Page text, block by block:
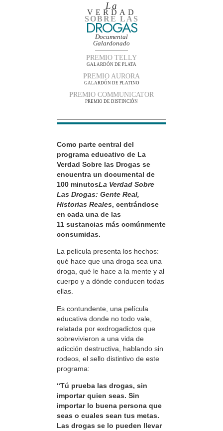
La
VERDAD
SOBRE LAS
DROGAS
Documental
Galardonado
PREMIO TELLY
GALARDÓN DE PLATA
PREMIO AURORA
GALARDÓN DE PLATINO
PREMIO COMMUNICATOR
PREMIO DE DISTINCIÓN
Como parte central del
programa educativo de La
Verdad Sobre las Drogas se
encuentra un documental de
100 minutosLa Verdad Sobre
Las Drogas: Gente Real,
Historias Reales, centrándose
en cada una de las
11 sustancias más comúnmente
consumidas.
La película presenta los hechos:
qué hace que una droga sea una
droga, qué le hace a la mente y al
cuerpo y a dónde conducen todas
ellas.
Es contundente, una película
educativa donde no todo vale,
relatada por exdrogadictos que
sobrevivieron a una vida de
adicción destructiva, hablando sin
rodeos, el sello distintivo de este
programa:
“Tú prueba las drogas, sin
importar quien seas. Sin
importar lo buena persona que
seas o cuales sean tus metas.
Las drogas se lo pueden llevar